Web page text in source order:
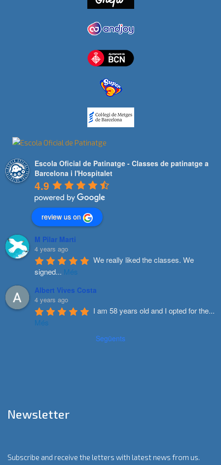
Escola Oficial de Patinatge - Classes de patinatge a
Barcelona i l'Hospitalet
4.9
review us on
M Pilar Marti
4 years ago
We really liked the classes. We
signed... Més
Albert Vives Costa
4 years ago
I am 58 years old and I opted for the...
Més
Següents
Newsletter
Subscribe and receive the letters with latest news from us.